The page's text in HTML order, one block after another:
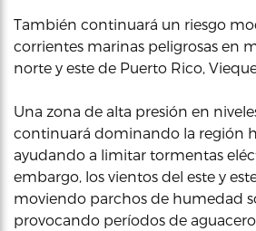
También continuará un riesgo
corrientes marinas peligrosas en
norte y este de Puerto Rico,
Una zona de alta presión en
continuará dominando la región
ayudando a limitar tormentas
embargo, los vientos del este y
moviendo parchos de humedad
provocando períodos de